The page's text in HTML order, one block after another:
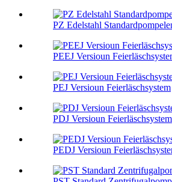
PZ Edelstahl
PEEJ Versioun
PEJ Versioun Feierläschsystem
PDJ Versioun Feierläschsystem
PEDJ Versioun